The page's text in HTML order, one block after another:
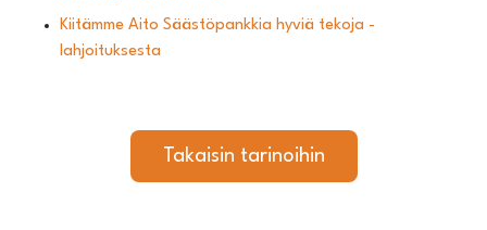
Kiitämme Aito Säästöpankkia hyviä tekoja -
lahjoituksesta
Takaisin tarinoihin